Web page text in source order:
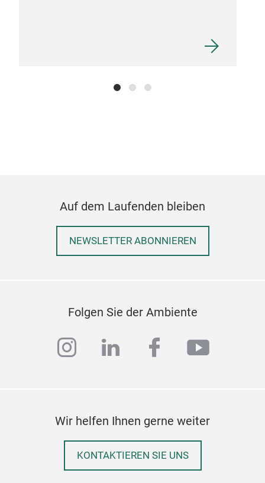
Auf dem Laufenden bleiben
NEWSLETTER ABONNIEREN
Folgen Sie der Ambiente
instagram
linkedinfacebook
Wir helfen Ihnen gerne weiter
KONTAKTIEREN SIE UNS